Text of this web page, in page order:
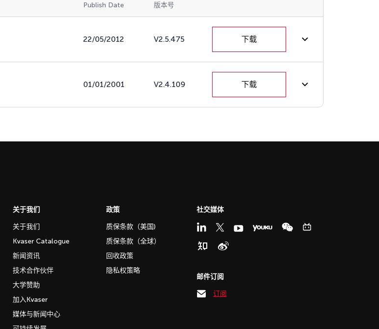
Publish Date 版本号
22/05/2012 V2.5.475 下载
01/01/2001 V2.4.109 下载
关于我们
关于我们
Kvaser Catalogue
新闻资讯
技术合作伙伴
大学赞助
加入Kvaser
媒体与新闻中心
政策
质保条款（美国)
质保条款（全球）
回收政策
隐私权策略
社交媒体
邮件订阅
订阅